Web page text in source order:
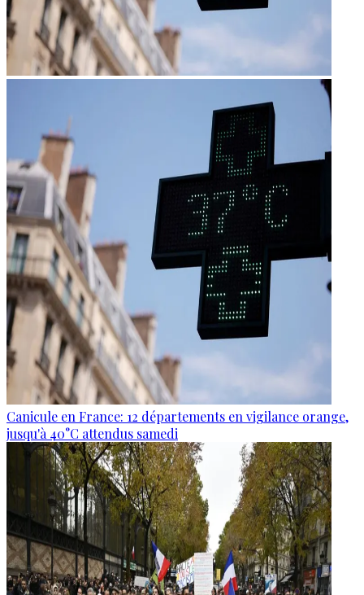
Canicule en France: 12 départements en vigilance orange,
jusqu'à 40°C attendus samedi